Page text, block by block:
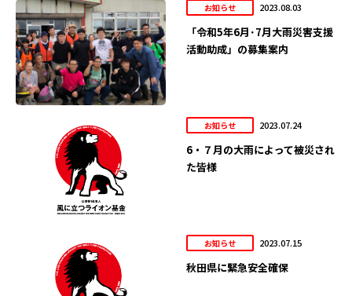
お知らせ 2023.08.03
「令和5年6月･7月大雨災害支援
活動助成」の募集案内
お知らせ 2023.07.24
6・７月の大雨によって被災され
た皆様
お知らせ 2023.07.15
秋田県に緊急安全確保